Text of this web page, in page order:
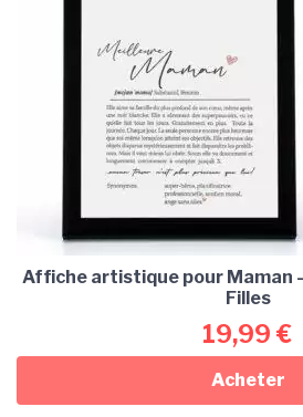
Affiche artistique pour Maman
Filles
19,99 €
Acheter